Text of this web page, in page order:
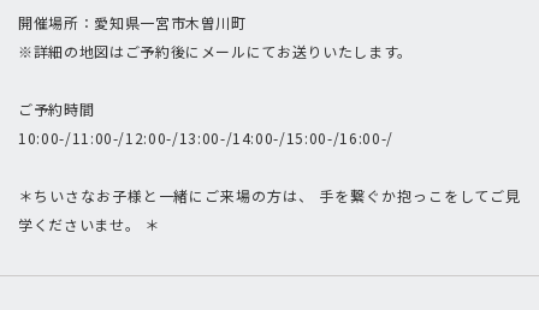
開催場所：愛知県一宮市木曽川町
※詳細の地図はご予約後にメールにてお送りいたします。
ご予約時間
10:00-/11:00-/12:00-/13:00-/14:00-/15:00-/16:00-/
＊ちいさなお子様と一緒にご来場の方は、 手を繋ぐか抱っこをしてご見
学くださいませ。 ＊